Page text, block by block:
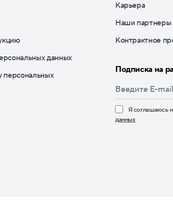
данных
персональных
Карьера
Наши партнеры
Контрактное
Подписка на
Я соглашаюсь
данных
Нажимая